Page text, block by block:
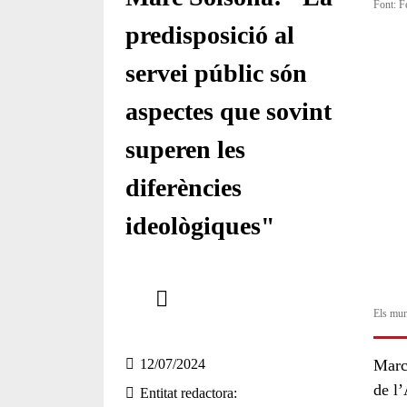
predisposició al
servei públic són
aspectes que sovint
superen les
diferències
ideològiques"
12/07/2024
Entitat redactora
Font:
Els
de